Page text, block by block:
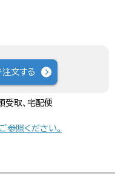
文する
受取、宅配便
参照ください。